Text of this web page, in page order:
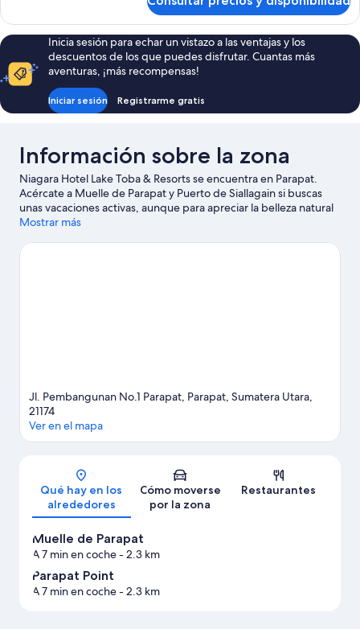
Deluxe
Inicia sesión para echar un vistazo a las ventajas y los
descuentos de los que puedes disfrutar. Cuantas más
aventuras, ¡más recompensas!
Iniciar sesión Registrarme gratis
Información sobre la zona
Niagara Hotel Lake Toba & Resorts se encuentra en Parapat.
Acércate a Muelle de Parapat y Puerto de Siallagain si buscas
unas vacaciones activas, aunque para apreciar la belleza natural
de la región lo mejor es visitar Lago Toba o Parapat Point.
Mostrar más
Jl. Pembangunan No.1 Parapat, Parapat, Sumatera Utara,
21174
Ver en el mapa
Qué hay en los
alrededores
Cómo moverse
por la zona
Restaurantes
Muelle de Parapat
A 7 min en coche- 2.3 km
Parapat Point
A 7 min en coche- 2.3 km